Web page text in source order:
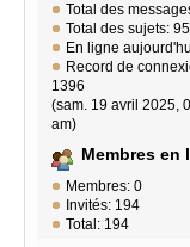
Total des
Total des sujets:
En ligne
Record de
1396
(sam. 19 avril 2025,
am)
Membres en
Membres: 0
Invités: 194
Total: 194